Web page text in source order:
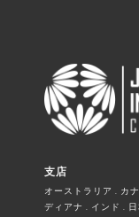
支店
オーストラリア . カ
ディアナ . インド .